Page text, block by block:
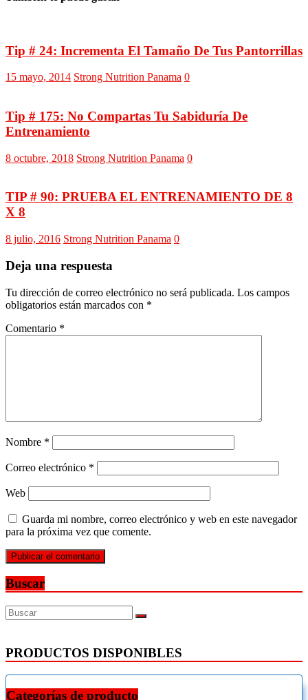
Tip # 24: Incrementa El Tamaño De Tus Pantorrillas
15 mayo, 2014 Strong Nutrition Panama 0
Tip # 175: No Compartas Tu Sabiduría De
Entrenamiento
8 octubre, 2018 Strong Nutrition Panama 0
TIP # 90: PRUEBA EL ENTRENAMIENTO DE 8
X 8
8 julio, 2016 Strong Nutrition Panama 0
Deja una respuesta
Tu dirección de correo electrónico no será publicada. Los campos
obligatorios están marcados con *
Comentario *
Nombre *
Correo electrónico *
Web
Guarda mi nombre, correo electrónico y web en este navegador
para la próxima vez que comente.
Buscar
PRODUCTOS DISPONIBLES
Categorías de producto